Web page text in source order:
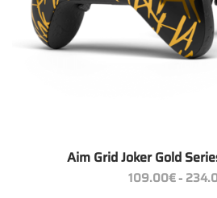
Aim Grid Joker Gold
109.00€–